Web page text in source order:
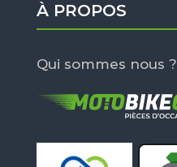
À PROPOS
Qui sommes nous ?